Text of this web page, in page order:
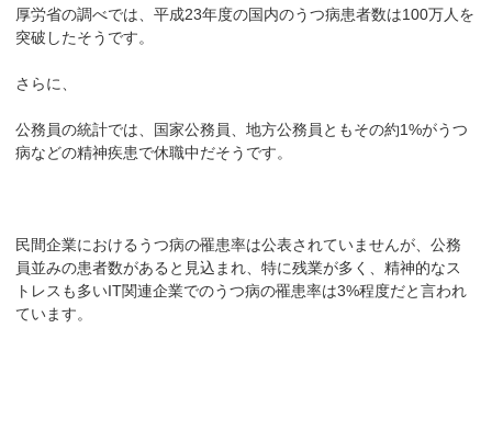
厚労省の調べでは、平成23年度の国内のうつ病患者数は100万人を
突破したそうです。
さらに、
公務員の統計では、国家公務員、地方公務員ともその約1%がうつ
病などの精神疾患で休職中だそうです。
民間企業におけるうつ病の罹患率は公表されていませんが、公務
員並みの患者数があると見込まれ、特に残業が多く、精神的なス
トレスも多いIT関連企業でのうつ病の罹患率は3%程度だと言われ
ています。